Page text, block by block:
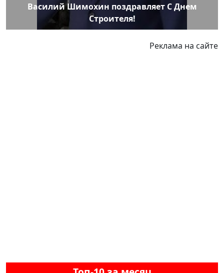
Василий Шимохин поздравляет С Днем
Строителя!
Реклама на сайте